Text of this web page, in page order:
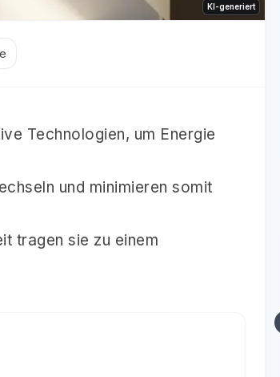
KI-generiert
Technologien, um Energie
und minimieren somit
tragen sie zu einem